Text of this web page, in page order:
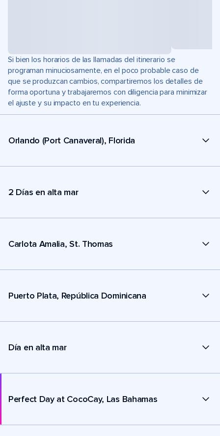
Si bien los horarios de las llamadas del itinerario se
programan minuciosamente, en el poco probable caso de
que se produzcan cambios, compartiremos los detalles de
forma oportuna y trabajaremos con diligencia para minimizar
el ajuste y su impacto en tu experiencia.
Orlando (Port Canaveral), Florida
2 Días en alta mar
Carlota Amalia, St. Thomas
Puerto Plata, República Dominicana
Día en alta mar
Perfect Day at CocoCay, Las Bahamas